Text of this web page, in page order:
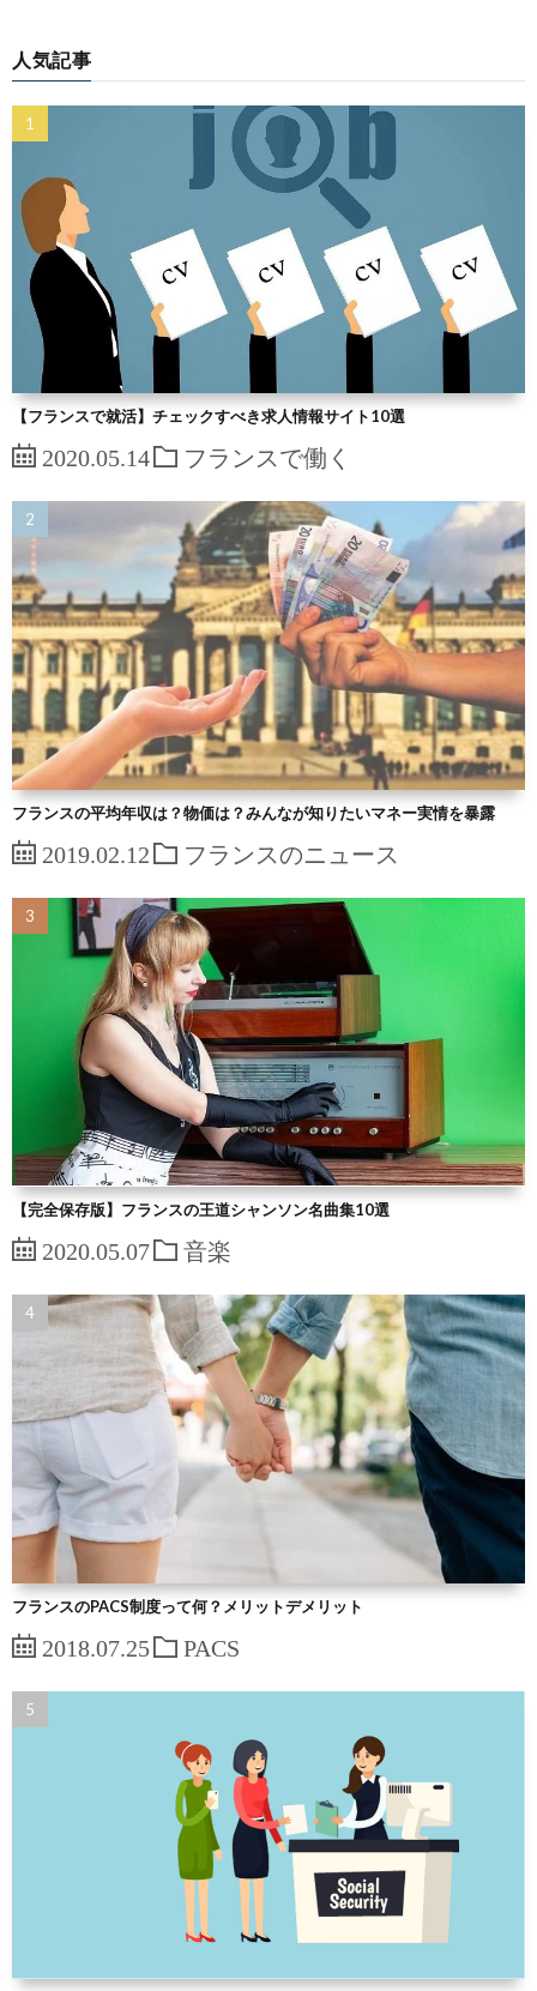
人気記事
【フランスで就活】チェックすべき求人情報サイト10選
2020.05.14 フランスで働く
フランスの平均年収は？物価は？みんなが知りたいマネー実情を暴露
2019.02.12 フランスのニュース
【完全保存版】フランスの王道シャンソン名曲集10選
2020.05.07 音楽
フランスのPACS制度って何？メリットデメリット
2018.07.25 PACS